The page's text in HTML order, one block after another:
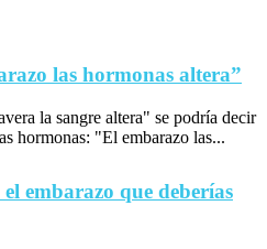
las hormonas altera”
la sangre altera" se podría decir
hormonas: "El embarazo las...
embarazo que deberías